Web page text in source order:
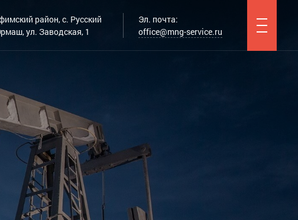
район, с. Русский
ул. Заводская, 1
Эл. почта:
office@mng-service.ru